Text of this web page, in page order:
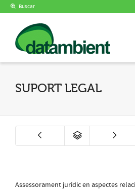
Buscar
SUPORT LEGAL
Assessorament jurídic en aspectes